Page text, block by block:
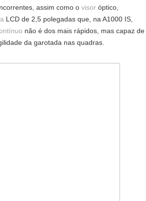
assim como o visor óptico,
LCD de 2,5 polegadas que, na A1000 IS,
não é dos mais rápidos, mas capaz de
da garotada nas quadras.